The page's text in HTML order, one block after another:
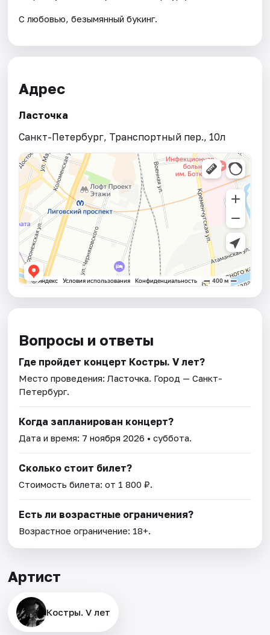
С любовью, безымянный букинг.
Адрес
Ласточка
Санкт-Петербург, Транспортный пер., 10л
Вопросы и ответы
Где пройдет концерт Костры. V лет?
Место проведения:Ласточка. Город — Санкт-
Петербург.
Когда запланирован концерт?
Дата и время: 7 ноября 2026 • суббота.
Сколько стоит билет?
Стоимость билета: от 1 800 ₽.
Есть ли возрастные ограничения?
Возрастное ограничение: 18+.
Артист
Костры. V лет